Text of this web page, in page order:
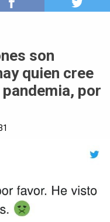
son
quien cree
por